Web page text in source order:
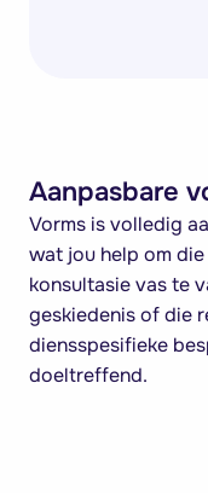
Aanpasbare
Vorms is volledig
wat jou help om
konsultasie vas te
geskiedenis of die
diensspesifieke
doeltreffend.